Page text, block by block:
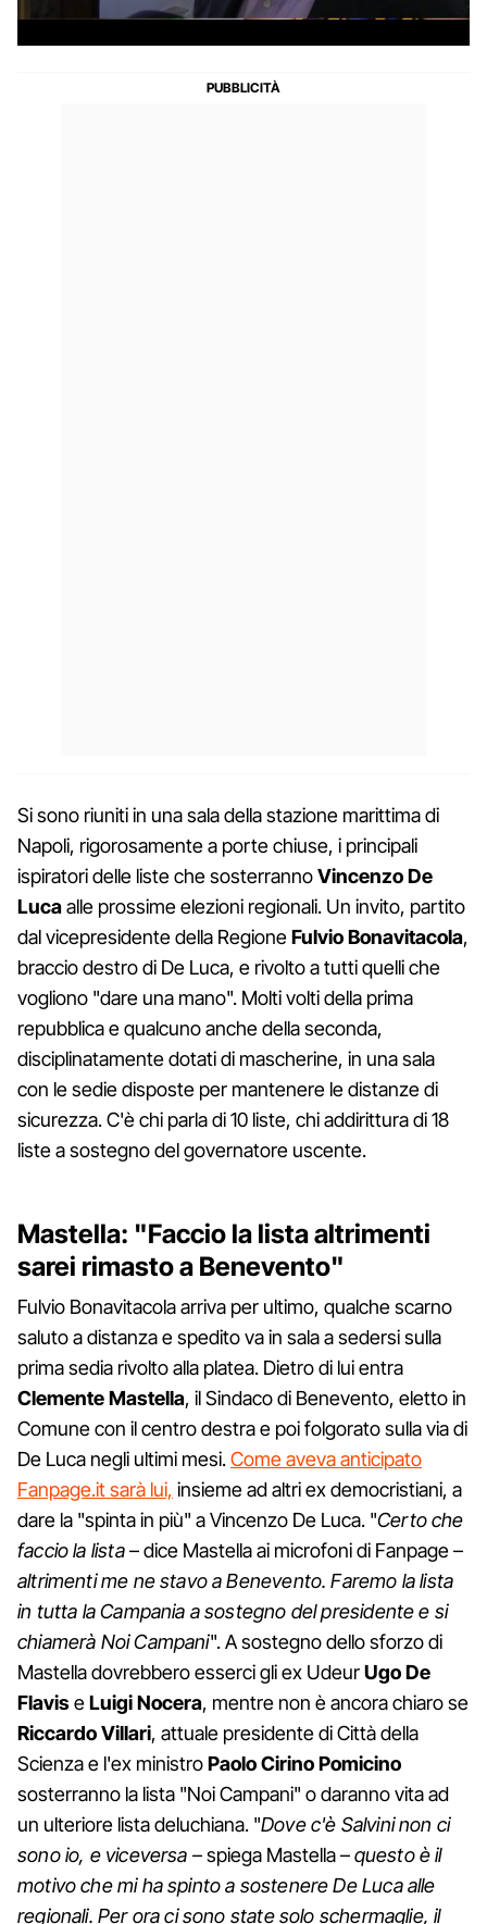
Si sono riuniti in una sala della stazione marittima di
Napoli, rigorosamente a porte chiuse, i principali
ispiratori delle liste che sosterrannoVincenzo De
Lucaalle prossime elezioni regionali. Un invito, partito
dal vicepresidente della RegioneFulvio Bonavitacola,
braccio destro di De Luca, e rivolto a tutti quelli che
vogliono "dare una mano". Molti volti della prima
repubblica e qualcuno anche della seconda,
disciplinatamente dotati di mascherine, in una sala
con le sedie disposte per mantenere le distanze di
sicurezza. C'è chi parla di 10 liste, chi addirittura di 18
liste a sostegno del governatore uscente.
Mastella: "Faccio la lista altrimenti
sarei rimasto a Benevento"
Fulvio Bonavitacola arriva per ultimo, qualche scarno
saluto a distanza e spedito va in sala a sedersi sulla
prima sedia rivolto alla platea. Dietro di lui entra
Clemente Mastella, il Sindaco di Benevento, eletto in
Comune con il centro destra e poi folgorato sulla via di
De Luca negli ultimi mesi.Come aveva anticipato
Fanpage.it sarà lui, insieme ad altri ex democristiani, a
dare la "spinta in più" a Vincenzo De Luca. "Certo che
faccio la lista– dice Mastella ai microfoni di Fanpage –
altrimenti me ne stavo a Benevento. Faremo la lista
in tutta la Campania a sostegno del presidente e si
chiamerà Noi Campani". A sostegno dello sforzo di
Mastella dovrebbero esserci gli ex UdeurUgo De
FlaviseLuigi Nocera, mentre non è ancora chiaro se
Riccardo Villari, attuale presidente di Città della
Scienza e l'ex ministroPaolo Cirino Pomicino
sosterranno la lista "Noi Campani" o daranno vita ad
un ulteriore lista deluchiana. "Dove c'è Salvini non ci
sono io, e viceversa – spiega Mastella –questo è il
motivo che mi ha spinto a sostenere De Luca alle
regionali. Per ora ci sono state solo schermaglie, il